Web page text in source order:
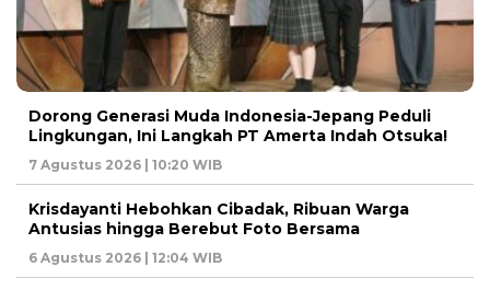
Dorong Generasi Muda Indonesia-Jepang Peduli
Lingkungan, Ini Langkah PT Amerta Indah Otsuka!
7 Agustus 2026 | 10:20 WIB
Krisdayanti Hebohkan Cibadak, Ribuan Warga
Antusias hingga Berebut Foto Bersama
6 Agustus 2026 | 12:04 WIB